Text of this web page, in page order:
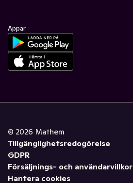
Appar
© 2026 Mathem
Tillgänglighetsredogörelse
GDPR
Försäljnings- och användarvillkor
Hantera cookies